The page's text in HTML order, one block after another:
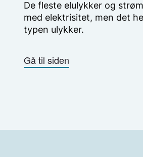
De fleste elulykker og
med elektrisitet, men det
typen ulykker.
Gå til siden